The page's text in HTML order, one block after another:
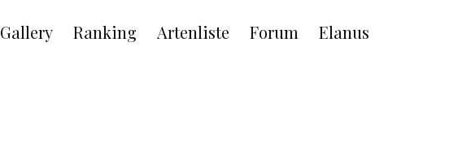
Gallery Ranking Artenliste Forum Elanus